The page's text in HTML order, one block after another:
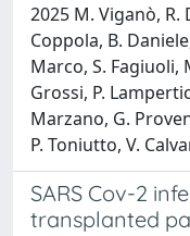
2025 M. Viganò, R.
Coppola, B.
Marco, S. Fagiuoli,
Grossi, P.
Marzano, G.
P. Toniutto, V.
SARS Cov-2
transplanted